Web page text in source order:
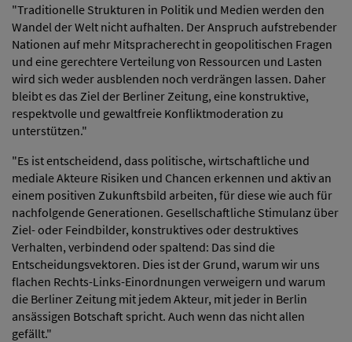
"Traditionelle Strukturen in Politik und Medien werden den
Wandel der Welt nicht aufhalten. Der Anspruch aufstrebender
Nationen auf mehr Mitspracherecht in geopolitischen Fragen
und eine gerechtere Verteilung von Ressourcen und Lasten
wird sich weder ausblenden noch verdrängen lassen. Daher
bleibt es das Ziel der Berliner Zeitung, eine konstruktive,
respektvolle und gewaltfreie Konfliktmoderation zu
unterstützen."
"Es ist entscheidend, dass politische, wirtschaftliche und
mediale Akteure Risiken und Chancen erkennen und aktiv an
einem positiven Zukunftsbild arbeiten, für diese wie auch für
nachfolgende Generationen. Gesellschaftliche Stimulanz über
Ziel- oder Feindbilder, konstruktives oder destruktives
Verhalten, verbindend oder spaltend: Das sind die
Entscheidungsvektoren. Dies ist der Grund, warum wir uns
flachen Rechts-Links-Einordnungen verweigern und warum
die Berliner Zeitung mit jedem Akteur, mit jeder in Berlin
ansässigen Botschaft spricht. Auch wenn das nicht allen
gefällt."